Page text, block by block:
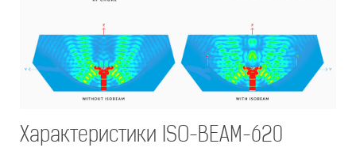
Характеристики ISO-BEAM-620